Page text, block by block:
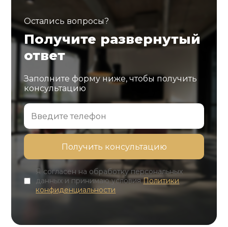
Остались вопросы?
Получите развернутый
ответ
Заполните форму ниже, чтобы получить
консультацию
Я согласен на обработку персональных
данных и принимаю условияПолитики
конфиденциальности